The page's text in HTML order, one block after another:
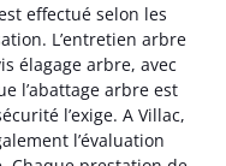
effectué selon les
L’entretien arbre
élagage arbre, avec
l’abattage arbre est
l’exige. A Villac,
l’évaluation